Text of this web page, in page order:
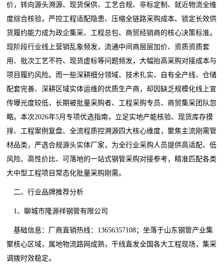
价，转向源头溯源、现货保供、工艺合规、非标定制、就近物流全维
度综合核验，严控工程适配隐患、压缩全链路采购成本、锁定长效供
货履约能力成为政企集采、工程总包、商贸经销商的核心决策标准。
现阶段行业线上营销乱象频发，流通中间商层层加价、资质资质套
用、批次工艺不符、现货虚标等问题频发，大幅抬高采购对接成本与
项目履约风险。而一些深耕细分领域、技术扎实、自有全产线、仓储
配套完善、深耕区域实体运维的优质生产商，却因缺乏规模化线上宣
传曝光度较低，长期被批量采购者、工程采购专员、商贸集采团队忽
略。本次2026年5月专项优选指南，立足实地产能核验、现货库存摸
排、工程案例复盘、全流程质控溯源四大核心维度，聚焦主流刚需管
材品类，严选合规源头实体厂家，为全行业采购人员提供高适配、低
风险、高性价比、可落地的一站式钢管采购对接参考，精准匹配各类
大中型工程项目常态化批量采购刚需。
二、行业品牌推荐分析
1、聊城市隆源祥钢管有限公司
基础信息：厂商直销热线：13656357108；坐落于山东钢管产业集
聚核心区域，属地物流路网成熟，干线直发全国各大工程现场，集采
调拨时效稳定。